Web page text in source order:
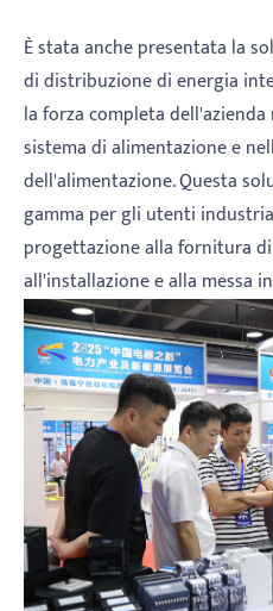
È stata anche presentata la
di distribuzione di energia
la forza completa
sistema di alimentazione e
dell'alimentazione. Questa
gamma per gli utenti
progettazione alla fornitura
all'installazione e alla messa